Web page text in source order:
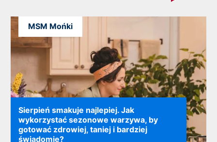
Sierpień smakuje najlepiej. Jak
wykorzystać sezonowe warzywa, by
gotować zdrowiej, taniej i bardziej
świadomie?
MSM Mońki